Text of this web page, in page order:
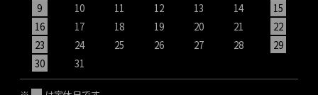
9
10 11 12 13 14
15
16
17 18 19 20 21
22
23
24 25 26 27 28
29
30
31